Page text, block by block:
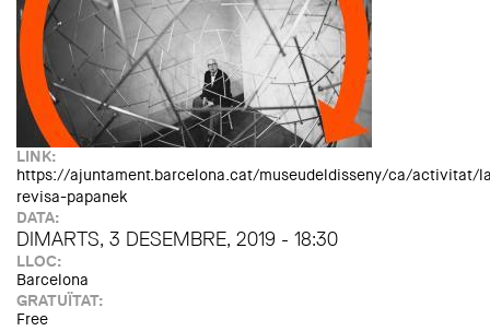
LINK:
https://ajuntament.barcelona.cat/museudeldisseny/ca/activitat/
revisa-papanek
DATA:
DIMARTS, 3 DESEMBRE, 2019 - 18:30
LLOC:
Barcelona
GRATUÏTAT:
Free